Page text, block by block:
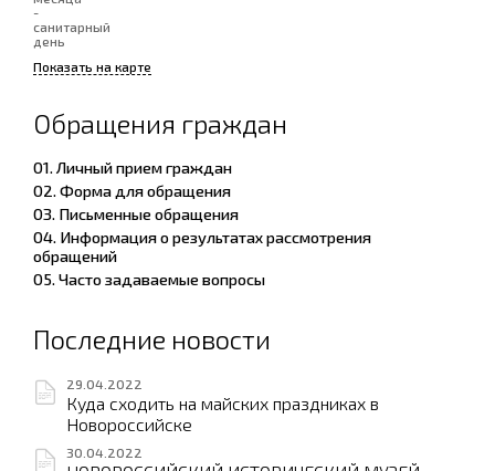
-
санитарный
день
Показать на карте
Обращения граждан
01. Личный прием граждан
02. Форма для обращения
03. Письменные обращения
04. Информация о результатах рассмотрения
обращений
05. Часто задаваемые вопросы
Последние новости
29.04.2022
Куда сходить на майских праздниках в
Новороссийске
30.04.2022